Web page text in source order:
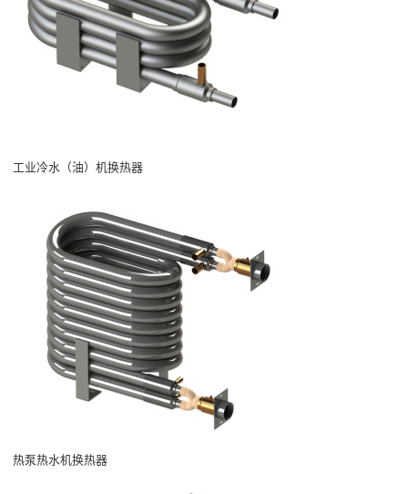
工业冷水（油）机换热器
热泵热水机换热器